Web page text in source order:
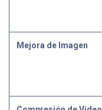
Mejora de Imagen